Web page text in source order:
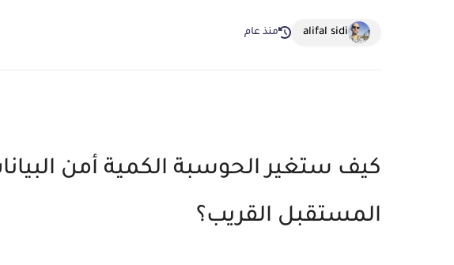
alifal sidi منذ عام
كيف ستغير الحوسبة الكمية أمن
المستقبل القريب؟